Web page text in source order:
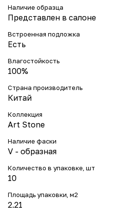
Наличие образца
Представлен в салоне
Встроенная подложка
Есть
Влагостойкость
100%
Страна производитель
Китай
Коллекция
Art Stone
Наличие фаски
V - образная
Количество в упаковке, шт
10
Площадь упаковки, м2
2.21